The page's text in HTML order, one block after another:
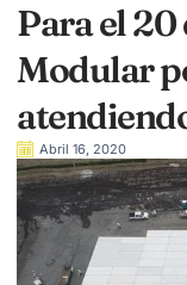
Para el
Modular
Abril 16, 2020